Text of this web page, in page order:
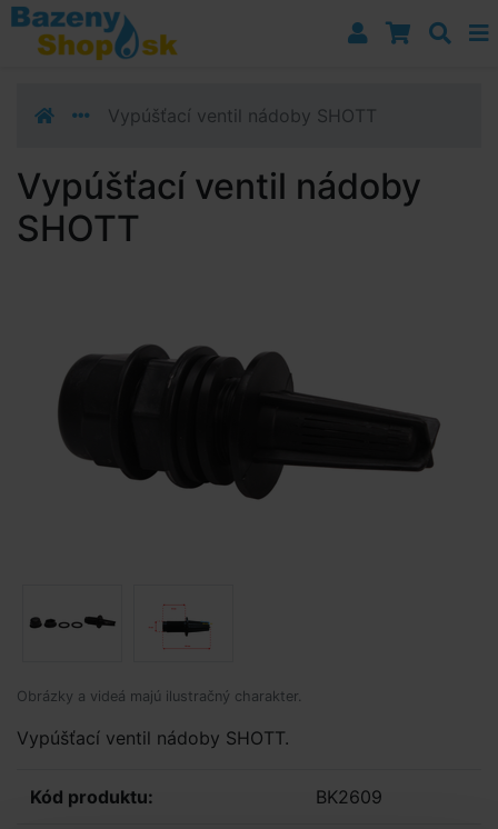
Prejsť k navigácii
Prejsť na obsah
Prejsť k bočnému stĺpci
Vypúšťací ventil nádoby SHOTT
Vypúšťací ventil nádoby
SHOTT
Obrázky a videá majú ilustračný charakter.
Vypúšťací ventil nádoby SHOTT.
Kód produktu: BK2609